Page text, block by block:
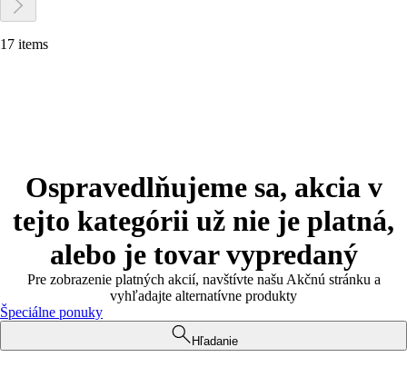
17 items
Ospravedlňujeme sa, akcia v
tejto kategórii už nie je platná,
alebo je tovar vypredaný
Pre zobrazenie platných akcií, navštívte našu Akčnú stránku a
vyhľadajte alternatívne produkty
Špeciálne ponuky
Hľadanie